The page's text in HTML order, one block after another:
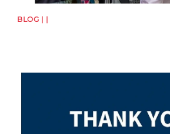
BLOG | |